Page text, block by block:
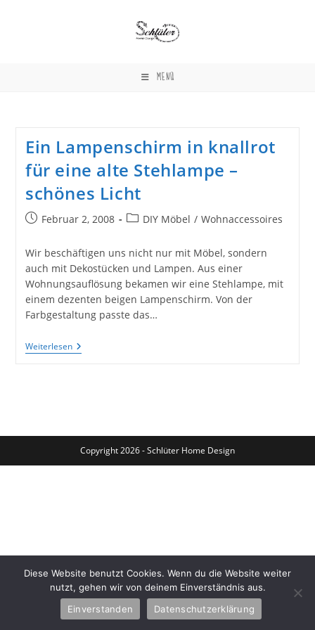
MENÜ
Ein Lampenschirm in knallrot
für eine alte Stehlampe –
schönes Licht
BeitragFebruar 2, 2008
Beitrags-
DIY Möbel / Wohnaccessoires
Wir beschäftigen uns nicht nur mit Möbel, sondern
auch mit Dekostücken und Lampen. Aus einer
Wohnungsauflösung bekamen wir eine Stehlampe, mit
einem dezenten beigen Lampenschirm. Von der
Farbgestaltung passte das…
WeiterlesenEin
Lampenschirm
–
Schönes
Licht
Copyright 2026 - Schlüter Home Design
Diese Website benutzt Cookies. Wenn du die Website weiter
nutzt, gehen wir von deinem Einverständnis aus.
Einverstanden
Datenschutzerklärung